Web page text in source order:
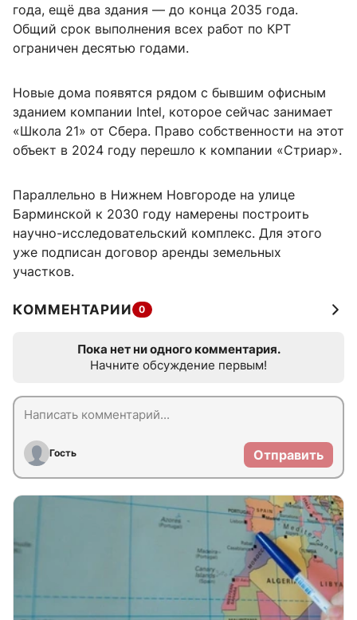
года, ещё два здания — до конца 2035 года.
Общий срок выполнения всех работ по КРТ
ограничен десятью годами.
Новые дома появятся рядом с бывшим офисным
зданием компании Intel, которое сейчас занимает
«Школа 21» от Сбера. Право собственности на этот
объект в 2024 году перешло к компании «Стриар».
Параллельно в Нижнем Новгороде на улице
Барминской к 2030 году намерены построить
научно-исследовательский комплекс. Для этого
уже подписан договор аренды земельных
участков.
КОММЕНТАРИИ 0
Пока нет ни одного комментария.
Начните обсуждение первым!
Гость Отправить